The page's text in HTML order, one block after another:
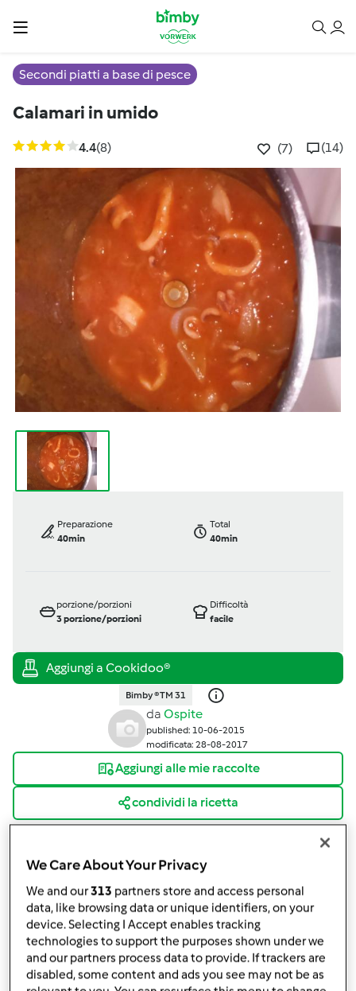
Secondi piatti a base di pesce
Calamari in umido
4.4(8) (7) (14)
Preparazione
40min
Total
40min
porzione/porzioni
3porzione/porzioni
Difficoltà
facile
Bimby ® TM 31
da Ospite
published: 10-06-2015
modificata: 28-08-2017
Aggiungi alle mie raccolte
condividi la ricetta
Crea variante
Ingredienti
Calamari in umido
We Care About Your Privacy
We and our313 partners store and access personal
data, like browsing data or unique identifiers, on your
device. Selecting I Accept enables tracking
technologies to support the purposes shown under we
and our partners process data to provide. If trackers are
disabled, some content and ads you see may not be as